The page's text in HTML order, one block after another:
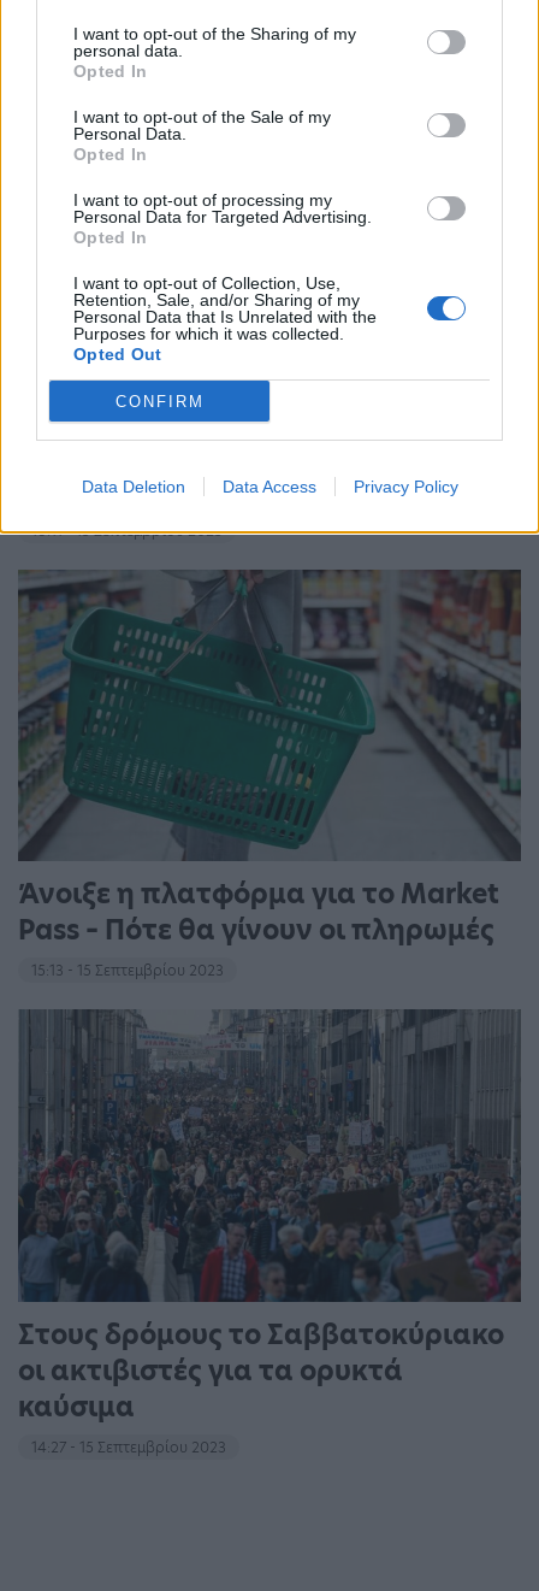
I want to opt-out of the Sharing of my
personal data.
Opted In
I want to opt-out of the Sale of my
Personal Data.
Opted In
I want to opt-out of processing my
Personal Data for Targeted Advertising.
Opted In
I want to opt-out of Collection, Use,
Retention, Sale, and/or Sharing of my
Personal Data that Is Unrelated with the
Purposes for which it was collected.
Opted Out
CONFIRM
Data Deletion Data Access Privacy Policy
20:14 - 15 Σεπτεμβρίου 2023
Ένας στους 4 αναιρεί τα οφέλη των
σνακ
18:11 - 15 Σεπτεμβρίου 2023
Άνοιξε η πλατφόρμα για το Market
Pass – Πότε θα γίνουν οι πληρωμές
15:13 - 15 Σεπτεμβρίου 2023
Στους δρόμους το Σαββατοκύριακο
οι ακτιβιστές για τα ορυκτά
καύσιμα
14:27 - 15 Σεπτεμβρίου 2023